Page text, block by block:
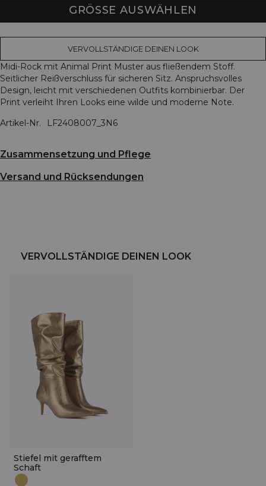
GRÖSSE AUSWÄHLEN
VERVOLLSTÄNDIGE DEINEN LOOK
Midi-Rock mit Animal Print Muster aus fließendem Stoff.
Seitlicher Reißverschluss für sicheren Sitz. Anspruchsvolles
Design, leicht mit verschiedenen Outfits kombinierbar. Der
Print verleiht Ihren Looks eine wilde und moderne Note.
Artikel-Nr.
LF2408007_3N6
Zusammensetzung und Pflege
Versand und Rücksendungen
VERVOLLSTÄNDIGE DEINEN LOOK
Stiefel mit gerafftem
Schaft